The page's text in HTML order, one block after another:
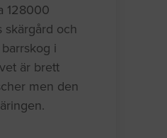
128000
skärgård och
i
är brett
men den